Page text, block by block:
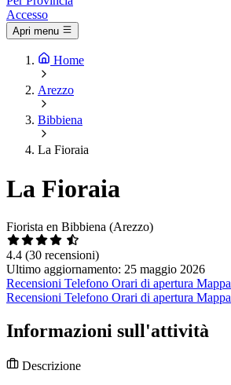
Accesso
Apri menu
Home
Arezzo
Bibbiena
La Fioraia
La Fioraia
Fiorista en Bibbiena (Arezzo)
4.4 (30 recensioni)
Ultimo aggiornamento: 25 maggio 2026
Recensioni Telefono Orari di apertura Mappa
Recensioni Telefono Orari di apertura Mappa
Informazioni sull'attività
Descrizione